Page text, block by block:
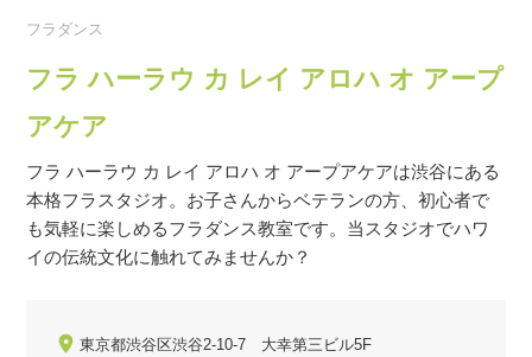
フラダンス
フラ ハーラウ カ レイ アロハ オ アープ
アケア
フラ ハーラウ カ レイ アロハ オ アープアケアは渋谷にある
本格フラスタジオ。お子さんからベテランの方、初心者で
も気軽に楽しめるフラダンス教室です。当スタジオでハワ
イの伝統文化に触れてみませんか？
東京都渋谷区渋谷2-10-7 大幸第三ビル5F